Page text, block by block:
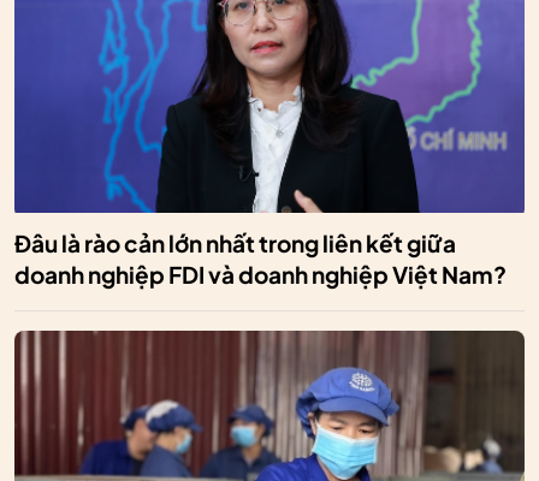
Đâu là rào cản lớn nhất trong liên kết giữa
doanh nghiệp FDI và doanh nghiệp Việt Nam?